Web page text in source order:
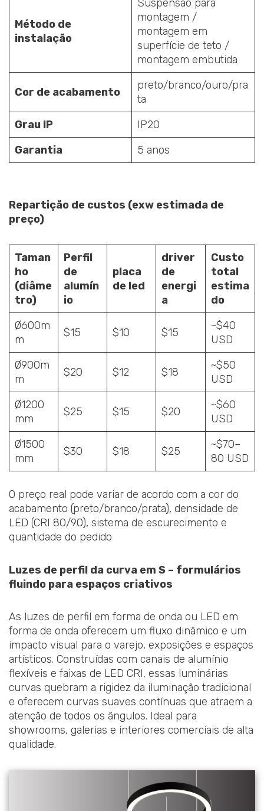
Método de
instalação
Suspensão para
montagem /
montagem em
superfície de teto /
montagem embutida
Cor de acabamento
preto/branco/ouro/pra
ta
Grau IP
IP20
Garantia
5 anos
Repartição de custos (exw estimada de
preço)
Taman
ho
(diâme
tro)
Perfil
de
alumín
io
placa
de led
driver
de
energi
a
Custo
total
estima
do
Ø600m
m
$15 $10 $15
~$40
USD
Ø900m
m
$20 $12 $18
~$50
USD
Ø1200
mm
$25 $15 $20
~$60
USD
Ø1500
mm
$30 $18 $25
~$70–
80 USD
O preço real pode variar de acordo com a cor do
acabamento (preto/branco/prata), densidade de
LED (CRI 80/90), sistema de escurecimento e
quantidade do pedido
Luzes de perfil da curva em S – formulários
fluindo para espaços criativos
As luzes de perfil em forma de onda ou LED em
forma de onda oferecem um fluxo dinâmico e um
impacto visual para o varejo, exposições e espaços
artísticos. Construídas com canais de alumínio
flexíveis e faixas de LED CRI, essas luminárias
curvas quebram a rigidez da iluminação tradicional
e oferecem curvas suaves contínuas que atraem a
atenção de todos os ângulos. Ideal para
showrooms, galerias e interiores comerciais de alta
qualidade.